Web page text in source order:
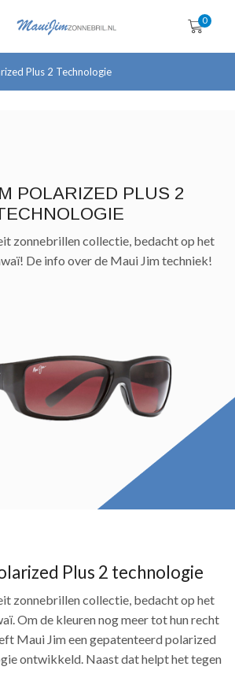
0
Plus 2 Technologie
POLARIZED PLUS 2
zonnebrillen collectie, bedacht op het
De info over de Maui Jim techniek!
Plus 2 technologie
zonnebrillen collectie, bedacht op het
Om de kleuren nog meer tot hun recht
Maui Jim een gepatenteerd polarized
ontwikkeld. Naast dat helpt het tegen